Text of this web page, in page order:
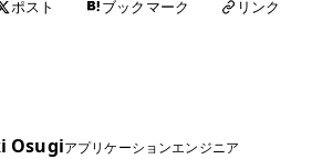
ポスト ブックマーク リンク
Osugiアプリケーションエンジニア